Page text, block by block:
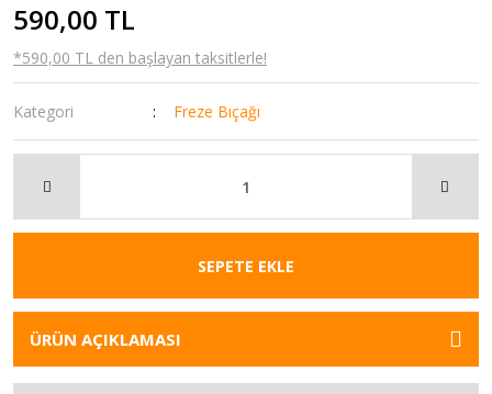
590,00 TL
*590,00 TL den başlayan taksitlerle!
Kategori Freze Bıçağı
SEPETE EKLE
ÜRÜN AÇIKLAMASI